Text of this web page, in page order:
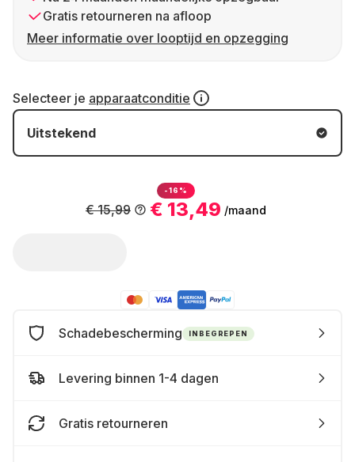
Gratis retourneren na afloop
Meer informatie over looptijd en opzegging
Selecteer je apparaatconditie
Uitstekend
-16%
€ 13,49 /maand
€ 15,99
Schadebescherming INBEGREPEN
Levering binnen 1-4 dagen
Gratis retourneren